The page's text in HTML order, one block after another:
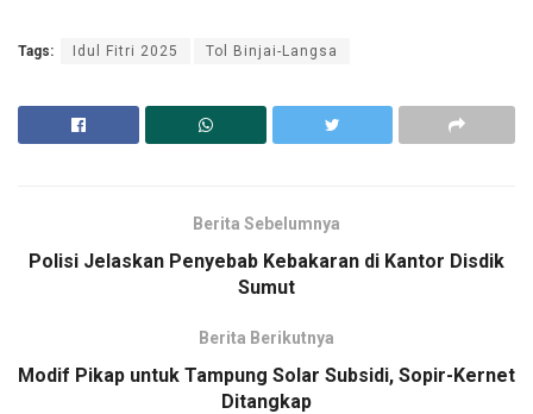
Tags: Idul Fitri 2025 Tol Binjai-Langsa
Berita Sebelumnya
Polisi Jelaskan Penyebab Kebakaran di Kantor Disdik
Sumut
Berita Berikutnya
Modif Pikap untuk Tampung Solar Subsidi, Sopir-Kernet
Ditangkap